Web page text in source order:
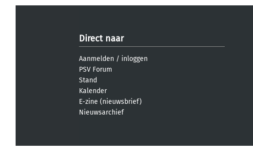
Direct naar
Aanmelden / inloggen
PSV Forum
Stand
Kalender
E-zine (nieuwsbrief)
Nieuwsarchief